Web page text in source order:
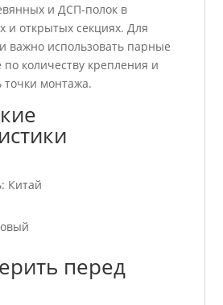
и ДСП-полок в
и открытых секциях. Для
важно использовать парные
количеству крепления и
точки монтажа.
Китай
перед